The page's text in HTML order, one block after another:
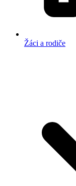
Žáci a rodiče